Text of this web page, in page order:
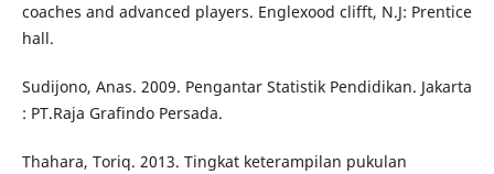
coaches and advanced players. Englexood clifft, N.J: Prentice
hall.
Sudijono, Anas. 2009. Pengantar Statistik Pendidikan. Jakarta
: PT.Raja Grafindo Persada.
Thahara, Toriq. 2013. Tingkat keterampilan pukulan